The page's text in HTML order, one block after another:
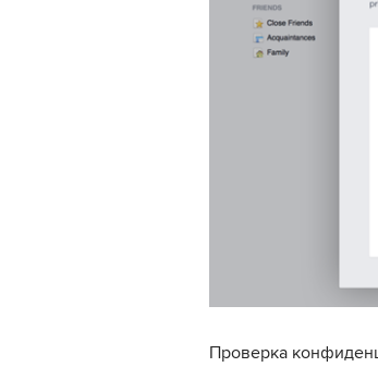
Проверка